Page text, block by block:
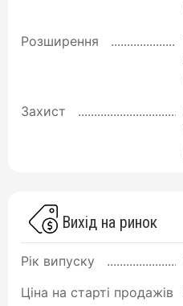
Розширення
Захист
Вихід на ринок
Рік випуску
Ціна на старті продажів